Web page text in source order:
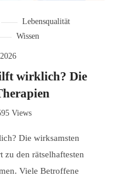
Lebensqualität
Wissen
wirklich? Die
Views
Die wirksamsten
den rätselhaftesten
Viele Betroffene